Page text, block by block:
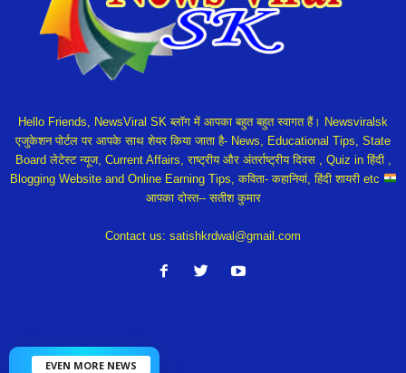
Hello Friends, NewsViral SK ब्लॉग में आपका बहुत बहुत स्वागत हैं। Newsviralsk
एजुकेशन पोर्टल पर आपके साथ शेयर किया जाता है- News, Educational Tips, State
Board लेटेस्ट न्यूज, Current Affairs, राष्ट्रीय और अंतर्राष्ट्रीय दिवस , Quiz in हिंदी ,
Blogging Website and Online Earning Tips, कविता- कहानियां, हिंदी शायरी etc
आपका दोस्त-- सतीश कुमार
Contact us: satishkrdwal@gmail.com
EVEN MORE NEWS